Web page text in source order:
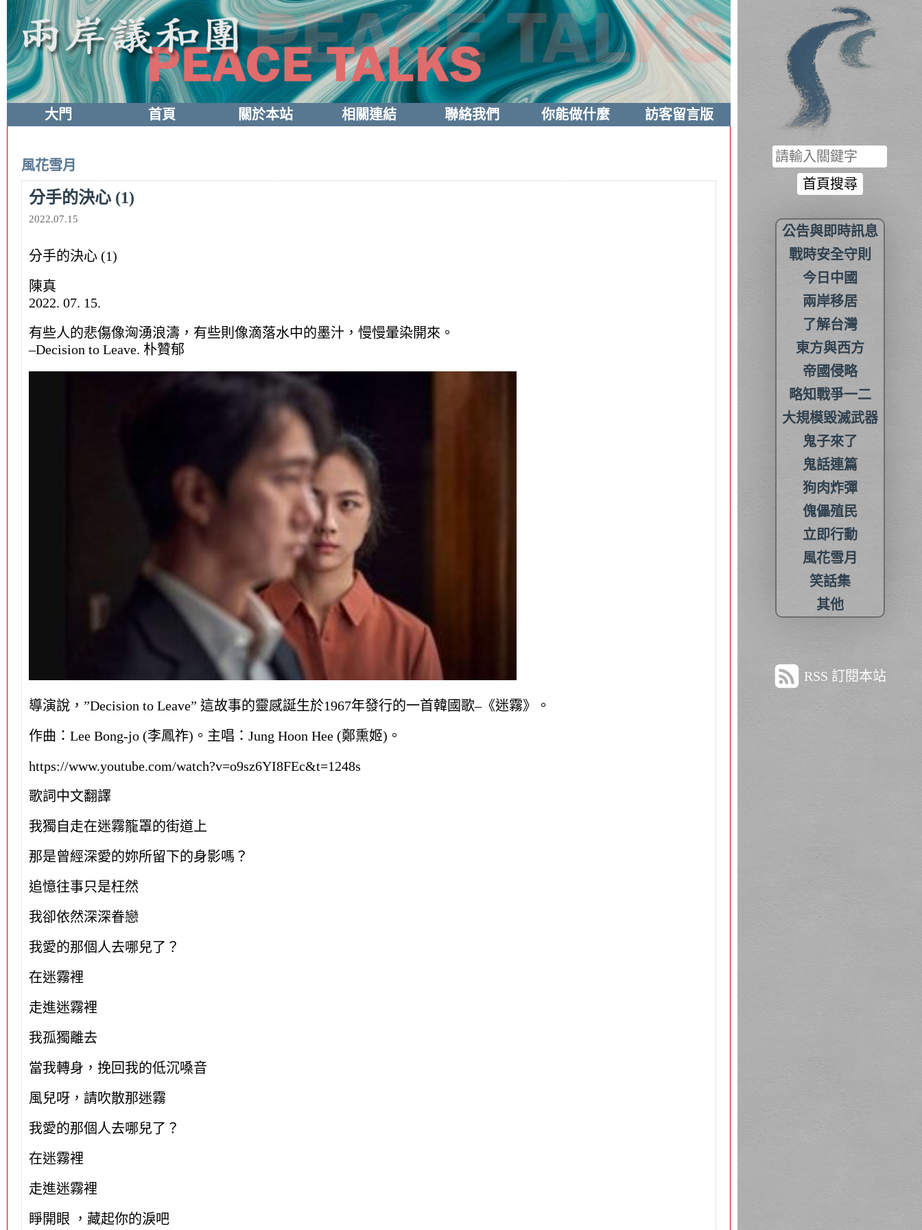
大門 首頁 關於本站 相關連結 聯絡我們 你能做什麼 訪客留言版
風花雪月
分手的決心 (1)
2022.07.15
分手的決心 (1)
陳真
2022. 07. 15.
有些人的悲傷像洶湧浪濤，有些則像滴落水中的墨汁，慢慢暈染開來。
–Decision to Leave. 朴贊郁
導演說，”Decision to Leave” 這故事的靈感誕生於1967年發行的一首韓國歌–《迷霧》。
作曲：Lee Bong-jo (李鳳祚)。主唱：Jung Hoon Hee (鄭熏姬)。
https://www.youtube.com/watch?v=o9sz6YI8FEc&t=1248s
歌詞中文翻譯
我獨自走在迷霧籠罩的街道上
那是曾經深愛的妳所留下的身影嗎？
追憶往事只是枉然
我卻依然深深眷戀
我愛的那個人去哪兒了？
在迷霧裡
走進迷霧裡
我孤獨離去
當我轉身，挽回我的低沉嗓音
風兒呀，請吹散那迷霧
我愛的那個人去哪兒了？
在迷霧裡
走進迷霧裡
睜開眼 ，藏起你的淚吧
公告與即時訊息
戰時安全守則
今日中國
兩岸移居
了解台灣
東方與西方
帝國侵略
略知戰爭一二
大規模毀滅武器
鬼子來了
鬼話連篇
狗肉炸彈
傀儡殖民
立即行動
風花雪月
笑話集
其他
RSS 訂閱本站